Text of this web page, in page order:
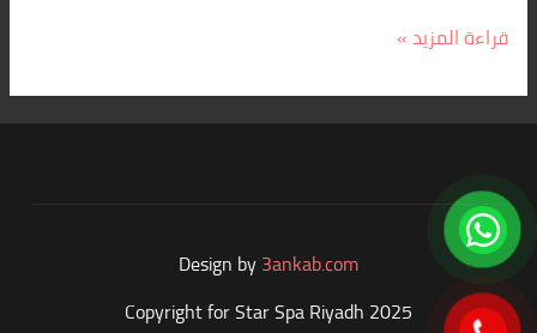
قراءة المزيد »
Design by3ankab.com
Copyright for Star Spa Riyadh 2025